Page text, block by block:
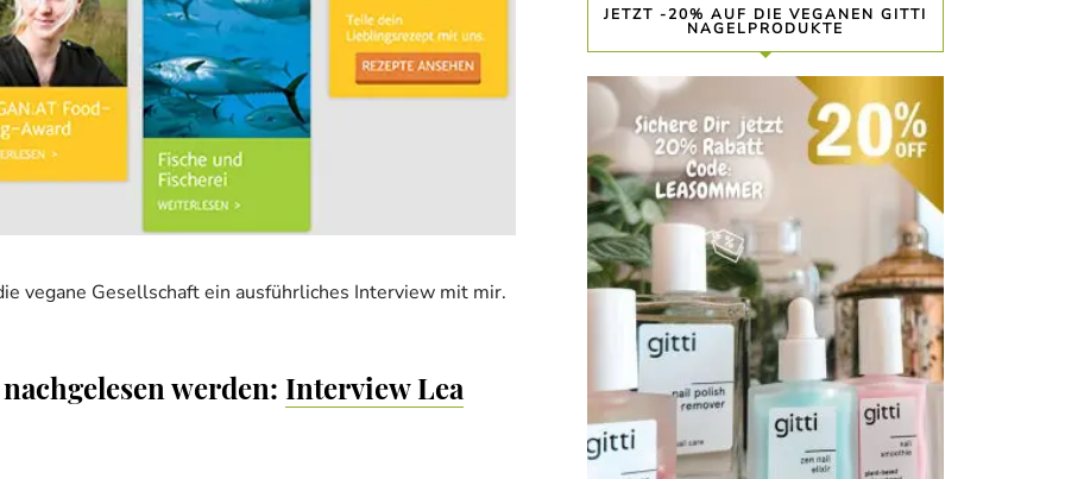
vegane Gesellschaft ein ausführliches Interview mit mir.
werden: Interview Lea
JETZT -20% AUF DIE VEGANEN GITTI
NAGELPRODUKTE